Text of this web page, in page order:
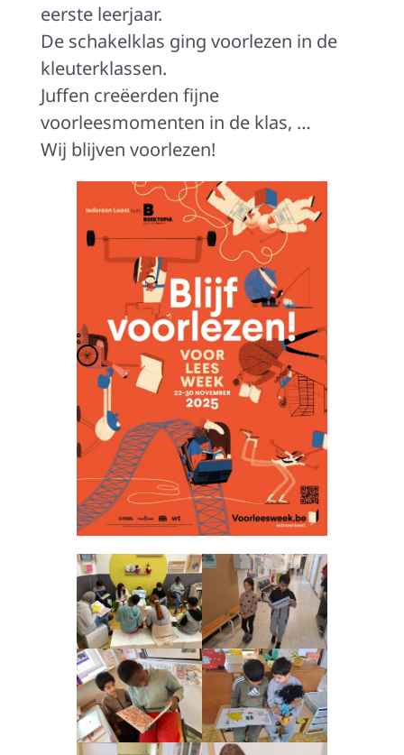
eerste leerjaar.
De schakelklas ging voorlezen in de
kleuterklassen.
Juffen creëerden fijne
voorleesmomenten in de klas, …
Wij blijven voorlezen!